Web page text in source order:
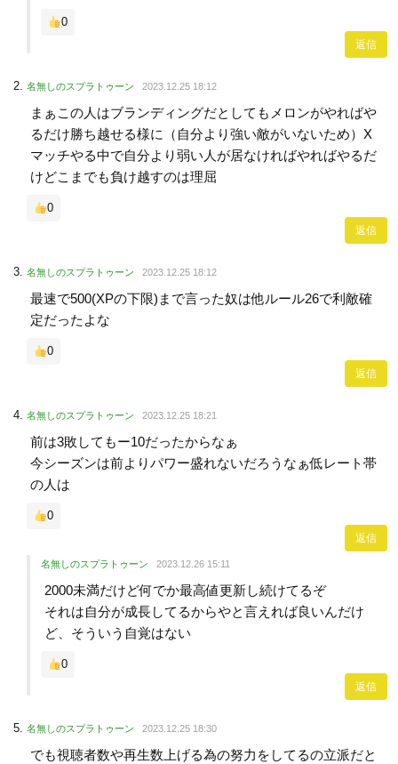
0
返信
名無しのスプラトゥーン 2023.12.25 18:12
まぁこの人はブランディングだとしてもメロンがやればや
るだけ勝ち越せる様に（自分より強い敵がいないため）X
マッチやる中で自分より弱い人が居なければやればやるだ
けどこまでも負け越すのは理屈
0
返信
名無しのスプラトゥーン 2023.12.25 18:12
最速で500(XPの下限)まで言った奴は他ルール26で利敵確
定だったよな
0
返信
名無しのスプラトゥーン 2023.12.25 18:21
前は3敗してもー10だったからなぁ
今シーズンは前よりパワー盛れないだろうなぁ低レート帯
の人は
0
返信
名無しのスプラトゥーン 2023.12.26 15:11
2000未満だけど何でか最高値更新し続けてるぞ
それは自分が成長してるからやと言えれば良いんだけ
ど、そういう自覚はない
0
返信
名無しのスプラトゥーン 2023.12.25 18:30
でも視聴者数や再生数上げる為の努力をしてるの立派だと